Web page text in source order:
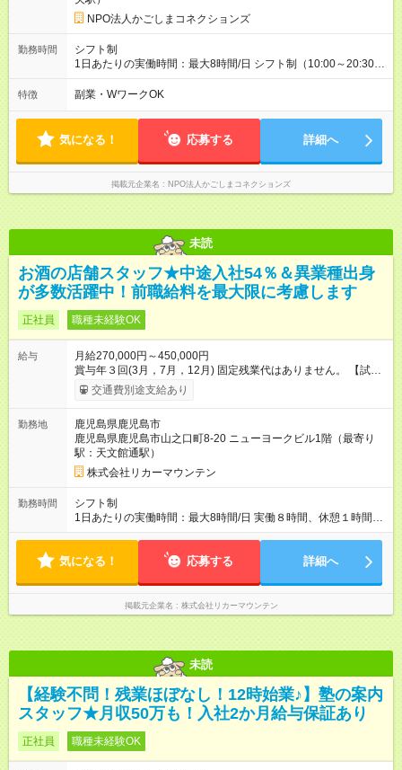
NPO法人かごしまコネクションズ
勤務時間
シフト制
1日あたりの実働時間：最大8時間/日 シフト制（10:00～20:30の
間で実働6時間～最大8時間） ※残業時間は原則なし！ ＜シフト
例＞ 13:00～19:00（実働6時間） 14:00～20:00（実働6時間）
があります。 ※午前中の10:00～13:00は在宅可能です。
特徴 副業・WワークOK
気になる！ 応募する 詳細へ
掲載元企業名 NPO法人かごしまコネクションズ
未読
お酒の店舗スタッフ★中途入社54％＆異業種出身
が多数活躍中！前職給料を最大限に考慮します
正社員 職種未経験OK
給与
月給270,000円～450,000円
賞与年３回(3月，7月，12月) 固定残業代はありません。 【試用
期間】試用期間あり 試用期間の長さ：3ヶ月 雇用形態、給与は
本採用時と同じです。
交通費別途支給あり
勤務地
鹿児島県鹿児島市
鹿児島県鹿児島市山之口町8-20 ニューヨークビル1階（最寄り
駅：天文館通駅）
株式会社リカーマウンテン
勤務時間
シフト制
1日あたりの実働時間：最大8時間/日 実働８時間、休憩１時間
拘束9時間のシフト制です。 月平均残業時間は10時間以下。 全
24：00 遅番 17：00～26：00 ※深夜勤務が発生します。 ※マイ
セス欄」を要確認下さい。
気になる！ 応募する 詳細へ
掲載元企業名 株式会社リカーマウンテン
未読
【経験不問！残業ほぼなし！12時始業♪】塾の案内
スタッフ★月収50万も！入社2か月給与保証あり
正社員 職種未経験OK